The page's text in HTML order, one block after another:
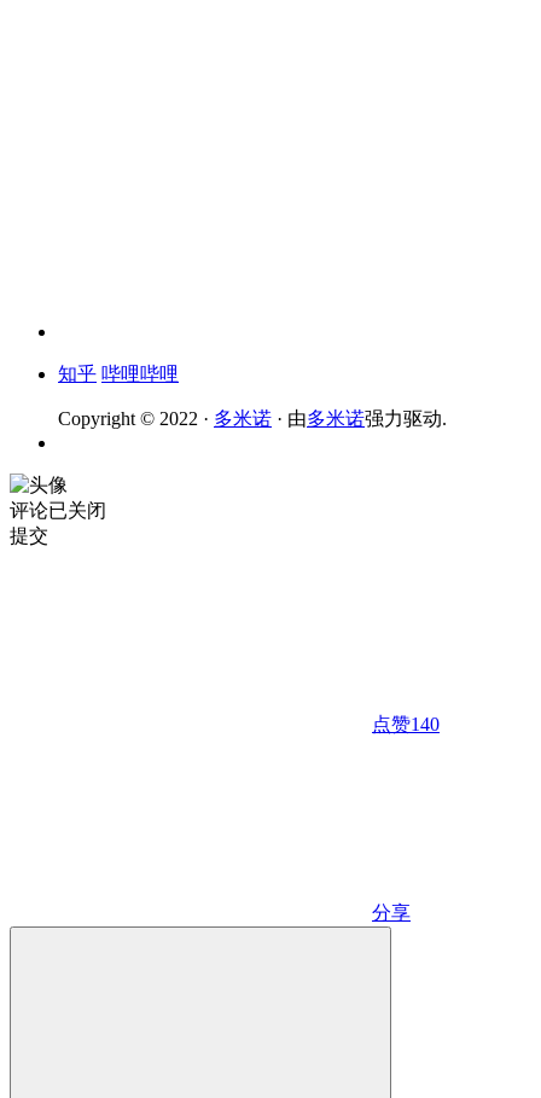
知乎 哔哩哔哩
Copyright © 2022 · 多米诺 · 由多米诺强力驱动.
评论已关闭
提交
点赞140
分享